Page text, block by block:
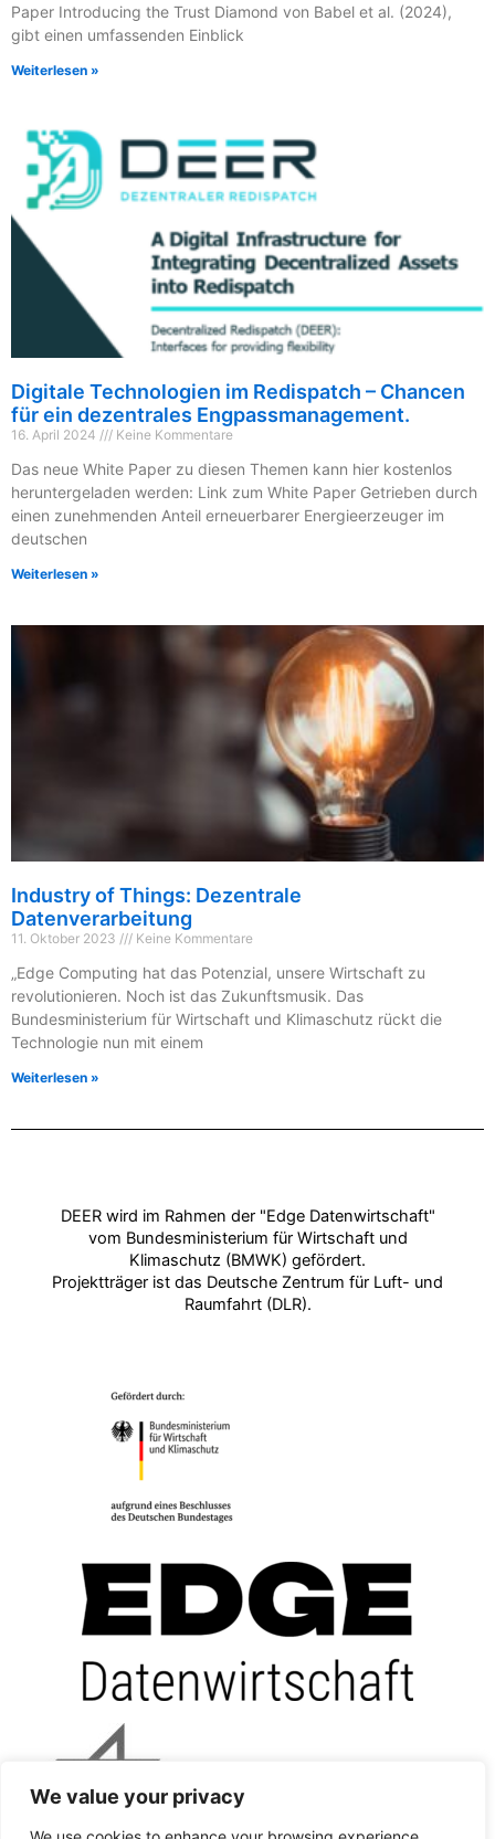
We value your privacy
Paper Introducing the Trust Diamond von Babel et al. (2024),
gibt einen umfassenden Einblick
Weiterlesen »
Digitale Technologien im Redispatch – Chancen
für ein dezentrales Engpassmanagement.
16. April 2024 Keine Kommentare
Das neue White Paper zu diesen Themen kann hier kostenlos
heruntergeladen werden: Link zum White Paper Getrieben durch
einen zunehmenden Anteil erneuerbarer Energieerzeuger im
deutschen
Weiterlesen »
Industry of Things: Dezentrale
Datenverarbeitung
11. Oktober 2023 Keine Kommentare
„Edge Computing hat das Potenzial, unsere Wirtschaft zu
revolutionieren. Noch ist das Zukunftsmusik. Das
Bundesministerium für Wirtschaft und Klimaschutz rückt die
Technologie nun mit einem
Weiterlesen »
DEER wird im Rahmen der "Edge Datenwirtschaft"
vom Bundesministerium für Wirtschaft und
Klimaschutz (BMWK) gefördert.
Projektträger ist das Deutsche Zentrum für Luft- und
Raumfahrt (DLR).